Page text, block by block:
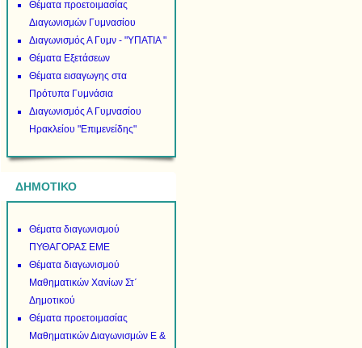
Θέματα προετοιμασίας
Διαγωνισμών Γυμνασίου
Διαγωνισμός Α Γυμν - "ΥΠΑΤΙΑ "
Θέματα Εξετάσεων
Θέματα εισαγωγης στα
Πρότυπα Γυμνάσια
Διαγωνισμός Α Γυμνασίου
Ηρακλείου "Επιμενείδης"
ΔΗΜΟΤΙΚΟ
Θέματα διαγωνισμού
ΠΥΘΑΓΟΡΑΣ ΕΜΕ
Θέματα διαγωνισμού
Μαθηματικών Χανίων Στ΄
Δημοτικού
Θέματα προετοιμασίας
Μαθηματικών Διαγωνισμών Ε &